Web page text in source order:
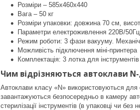
Розміри – 585х460х440
Вага – 50 кг
Розміри упаковки: довжина 70 см,
Параметри електроживлення 220В/50Гц
Режим роботи: 3 фази вакууму.
Можливість підключення міні-принтера
Комплектація: 3 лотка для інструментів
Чим відрізняються автоклави N-,
Автоклави класу «N» використовуються для
завантажуються безпосередньо в камеру
стерилізації інструментів (в упаковці чи